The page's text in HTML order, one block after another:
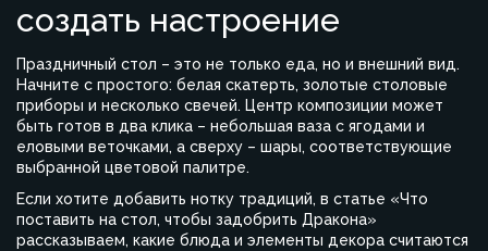
создать настроение
Праздничный стол – это не только еда, но и внешний вид.
Начните с простого: белая скатерть, золотые столовые
приборы и несколько свечей. Центр композиции может
быть готов в два клика – небольшая ваза с ягодами и
еловыми веточками, а сверху – шары, соответствующие
выбранной цветовой палитре.
Если хотите добавить нотку традиций, в статье «Что
поставить на стол, чтобы задобрить Дракона»
рассказываем, какие блюда и элементы декора считаются